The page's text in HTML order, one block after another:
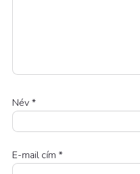
Név*
E-mail cím *